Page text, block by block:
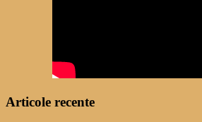
Articole recente